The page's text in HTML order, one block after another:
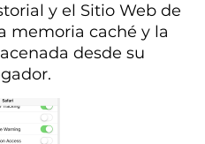
y el Sitio Web de
memoria caché y la
desde su